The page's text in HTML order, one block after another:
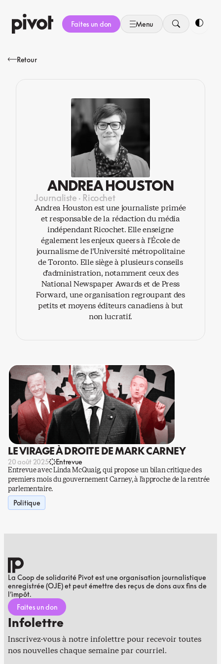
au
contenu
Faites un don Menu
Retour
ANDREA HOUSTON
Journaliste · Ricochet
Andrea Houston est une journaliste primée
et responsable de la rédaction du média
indépendant Ricochet. Elle enseigne
également les enjeux queers à l’École de
journalisme de l’Université métropolitaine
de Toronto. Elle siège à plusieurs conseils
d’administration, notamment ceux des
National Newspaper Awards et de Press
Forward, une organisation regroupant des
petits et moyens éditeurs canadiens à but
non lucratif.
LE VIRAGE À DROITE DE MARK CARNEY
20 août 2025 Entrevue
Entrevue avec Linda McQuaig, qui propose un bilan critique des
premiers mois du gouvernement Carney, à l’approche de la rentrée
parlementaire.
Politique
La Coop de solidarité Pivot est une organisation journalistique
enregistrée (OJE) et peut émettre des reçus de dons aux fins de
l’impôt.
Faites un don
Infolettre
Inscrivez-vous à notre infolettre pour recevoir toutes
nos nouvelles chaque semaine par courriel.